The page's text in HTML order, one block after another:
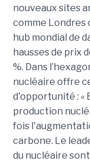
nouveaux sites
comme Londres
hub mondial de
hausses de prix
%. Dans
nucléaire offre
d'opportunité : «
production
fois
carbone. Le
du nucléaire